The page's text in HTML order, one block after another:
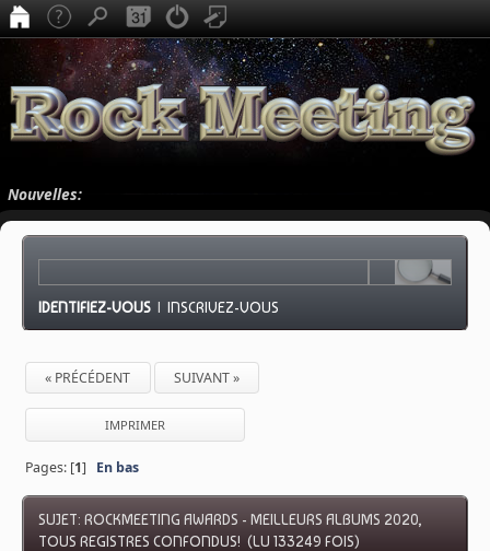
Nouvelles:
IDENTIFIEZ-VOUS |INSCRIVEZ-VOUS
« PRÉCÉDENT SUIVANT »
IMPRIMER
Pages: [1] En bas
SUJET: ROCKMEETING AWARDS - MEILLEURS ALBUMS 2020,
TOUS REGISTRES CONFONDUS! (LU 133249 FOIS)